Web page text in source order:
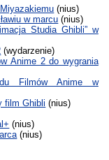
(nius)
w marcu (nius)
Studia Ghibli” w
(wydarzenie)
Anime 2 do wygrania
Filmów Anime w
film Ghibli (nius)
(nius)
(nius)